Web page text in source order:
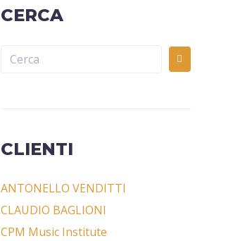
CERCA
CLIENTI
ANTONELLO VENDITTI
CLAUDIO BAGLIONI
CPM Music Institute